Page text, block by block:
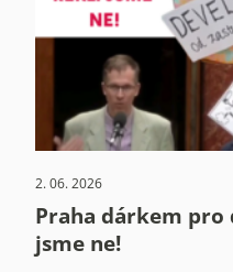
2. 06. 2026
Praha dárkem pro
jsme ne!